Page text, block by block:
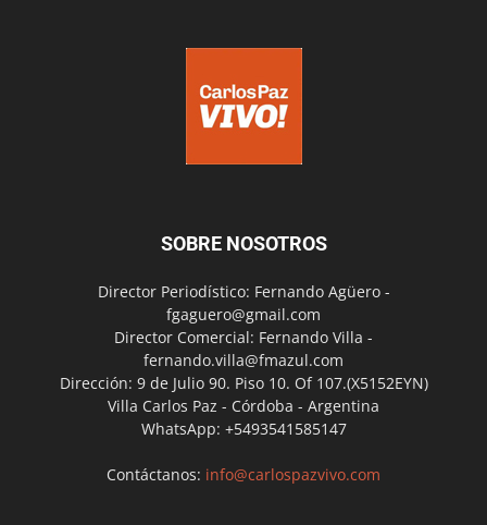
SOBRE NOSOTROS
Director Periodístico: Fernando Agüero -
fgaguero@gmail.com
Director Comercial: Fernando Villa -
fernando.villa@fmazul.com
Dirección: 9 de Julio 90. Piso 10. Of 107.(X5152EYN)
Villa Carlos Paz - Córdoba - Argentina
WhatsApp: +5493541585147
Contáctanos: info@carlospazvivo.com